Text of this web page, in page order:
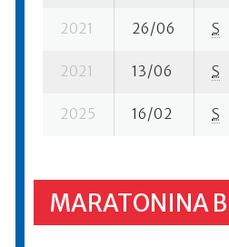
2021 26/06 S
2021 13/06 S
2025 16/02 S
MARATONINA B